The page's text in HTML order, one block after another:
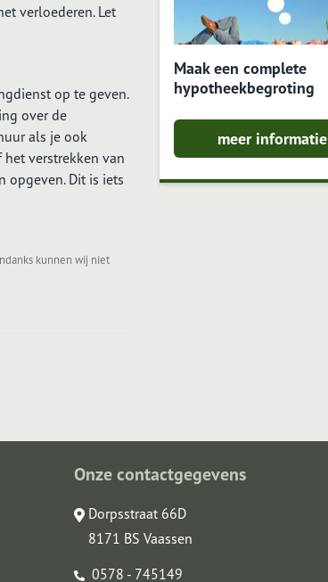
verloederen. Let
op te geven.
over de
als je ook
verstrekken van
opgeven. Dit is iets
kunnen wij niet
Maak een complete
hypotheekbegroting
meer informatie
Onze contactgegevens
Dorpsstraat 66D
8171 BS Vaassen
0578 - 745149